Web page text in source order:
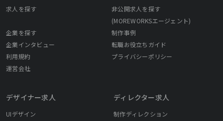
求人を探す
非公開求人を探す
(MOREWORKSエージェント)
企業を探す
制作事例
企業インタビュー
転職お役立ちガイド
利用規約
プライバシーポリシー
運営会社
デザイナー求人
UIデザイン
ディレクター求人
制作ディレクション